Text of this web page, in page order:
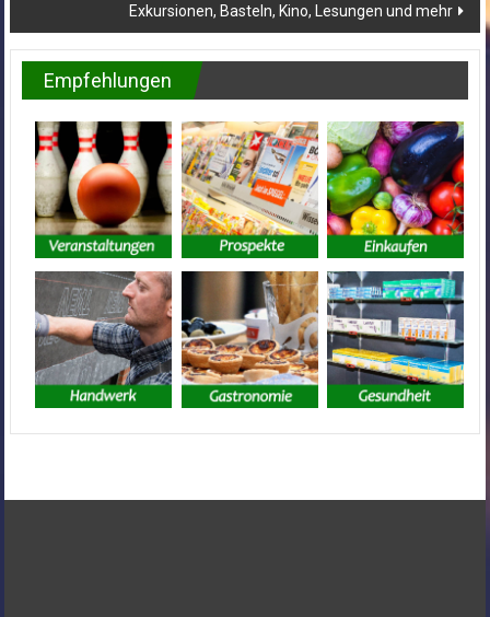
Exkursionen, Basteln, Kino, Lesungen und mehr
Empfehlungen